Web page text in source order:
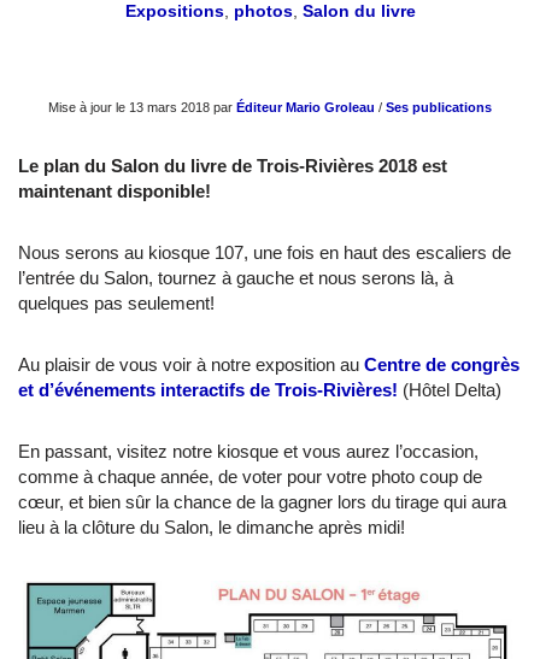
Expositions, photos, Salon du livre
Mise à jour le 13 mars 2018 par Éditeur Mario Groleau / Ses publications
Le plan du Salon du livre de Trois-Rivières 2018 est
maintenant disponible!
Nous serons au kiosque 107, une fois en haut des escaliers de
l’entrée du Salon, tournez à gauche et nous serons là, à
quelques pas seulement!
Au plaisir de vous voir à notre exposition au Centre de congrès
et d’événements interactifs de Trois-Rivières! (Hôtel Delta)
En passant, visitez notre kiosque et vous aurez l’occasion,
comme à chaque année, de voter pour votre photo coup de
cœur, et bien sûr la chance de la gagner lors du tirage qui aura
lieu à la clôture du Salon, le dimanche après midi!